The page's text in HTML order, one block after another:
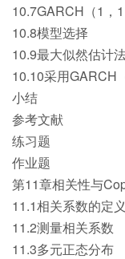
10.7GARCH（1，
10.8模型选择
10.9最大似然估计
10.10采用GARCH
小结
参考文献
练习题
作业题
第11章相关性与
11.1相关系数的定义
11.2测量相关系数
11.3多元正态分布